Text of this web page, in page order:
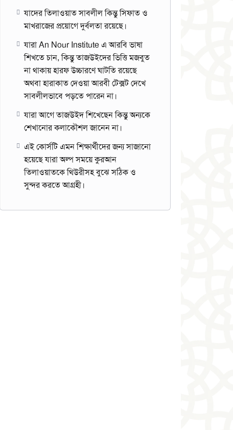
যাদের তিলাওয়াত সাবলীল কিন্তু সিফাত ও
মাখরাজের প্রয়োগে দুর্বলতা রয়েছে।
যারা An Nour Institute এ আরবি ভাষা
শিখতে চান, কিন্তু তাজউইদের ভিত্তি মজবুত
না থাকায় হারফ উচ্চারণে ঘাটতি রয়েছে
অথবা হারাকাত দেওয়া আরবী টেক্সট দেখে
সাবলীলভাবে পড়তে পারেন না।
যারা আগে তাজউইদ শিখেছেন কিন্তু অন্যকে
শেখানোর কলাকৌশল জানেন না।
এই কোর্সটি এমন শিক্ষার্থীদের জন্য সাজানো
হয়েছে যারা অল্প সময়ে কুরআন
তিলাওয়াতকে থিউরীসহ বুঝে সঠিক ও
সুন্দর করতে আগ্রহী।